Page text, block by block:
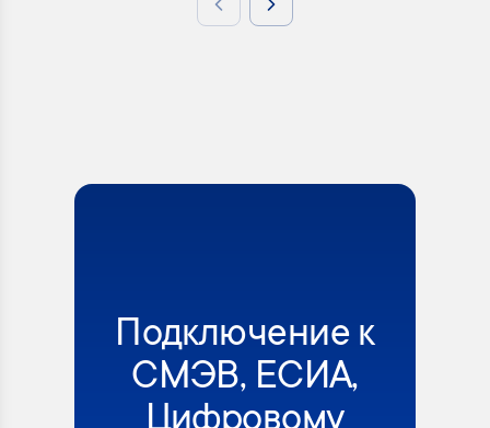
Previous slideNext slide
Подключение к
СМЭВ, ЕСИА,